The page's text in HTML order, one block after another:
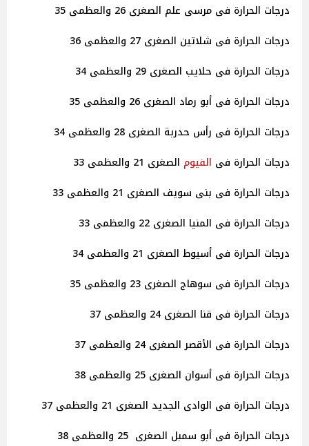
درجات الحرارة فى مرسى علم الصغرى 26 والعظمى 35
درجات الحرارة فى شلاتين الصغرى 27 والعظمى 36
درجات الحرارة فى حلايب الصغرى 29 والعظمى 34
درجات الحرارة فى أبو رماد الصغرى 26 والعظمى 35
درجات الحرارة فى رأس حدربة الصغرى 28 والعظمى 34
درجات الحرارة فى الفيوم الصغرى 21 والعظمى 33
درجات الحرارة فى بنى سويف الصغرى 21 والعظمى 33
درجات الحرارة فى المنيا الصغرى 22 والعظمى 33
درجات الحرارة فى أسيوط الصغرى 21 والعظمى 34
درجات الحرارة فى سوهاج الصغرى 23 والعظمى 35
درجات الحرارة فى قنا الصغرى 24 والعظمى 37
درجات الحرارة فى الأقصر الصغرى 24 والعظمى 37
درجات الحرارة فى أسوان الصغرى 25 والعظمى 38
درجات الحرارة فى الوادى الجديد الصغرى 21 والعظمى 37
درجات الحرارة فى أبو سمبل الصغرى 25 والعظمى 38